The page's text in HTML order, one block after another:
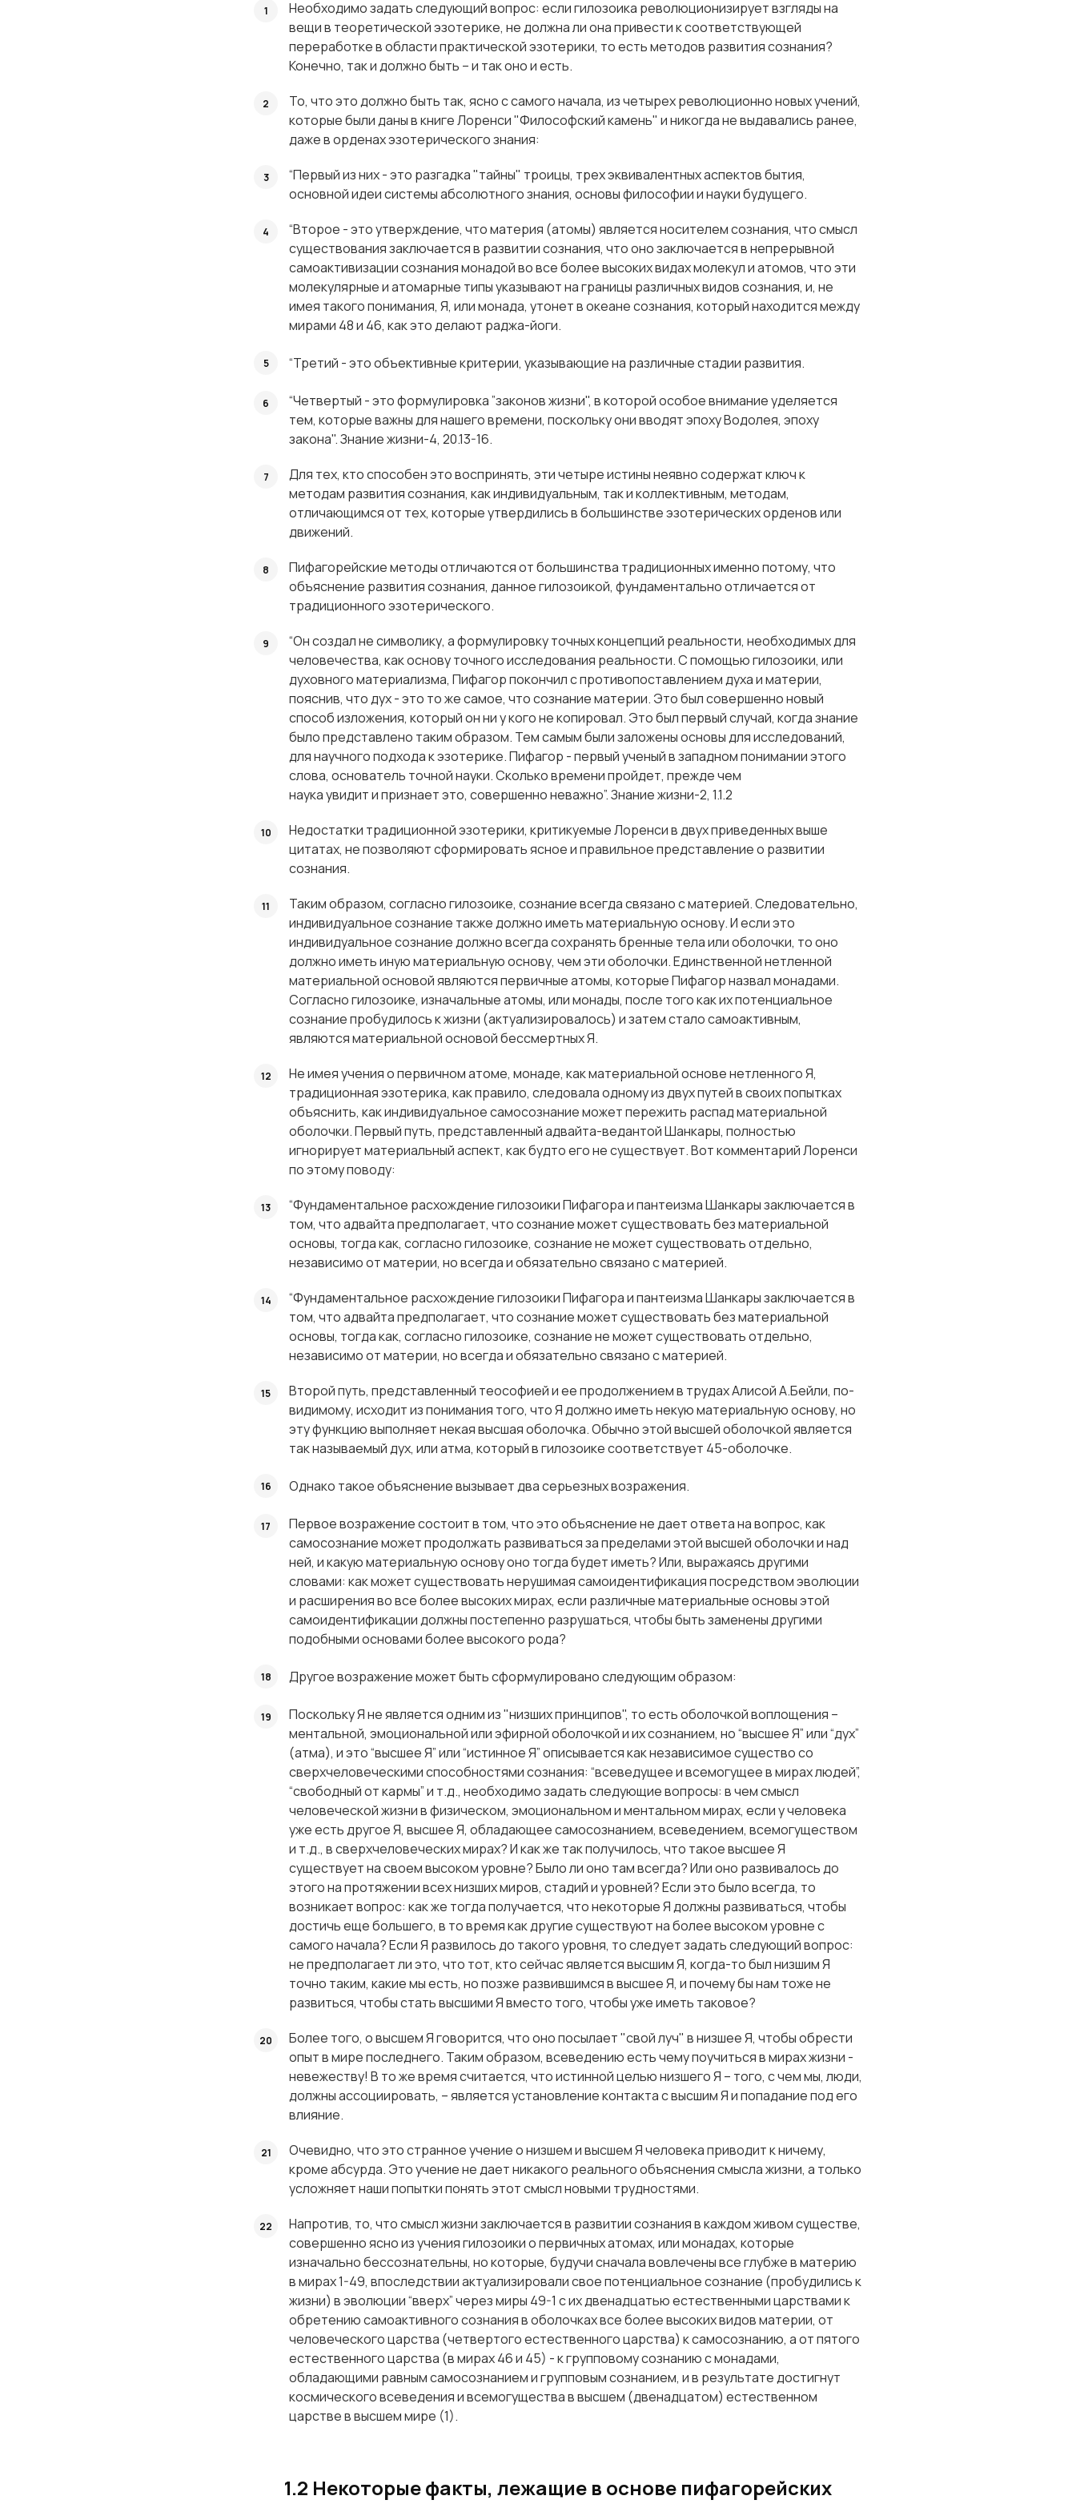
Необходимо задать следующий вопрос: если гилозоика революционизирует взгляды на
вещи в теоретической эзотерике, не должна ли она привести к соответствующей
переработке в области практической эзотерики, то есть методов развития сознания?
Конечно, так и должно быть – и так оно и есть.
То, что это должно быть так, ясно с самого начала, из четырех революционно новых учений,
которые были даны в книге Лоренси "Философский камень" и никогда не выдавались ранее,
даже в орденах эзотерического знания:
“Первый из них - это разгадка "тайны" троицы, трех эквивалентных аспектов бытия,
основной идеи системы абсолютного знания, основы философии и науки будущего.
“Второе - это утверждение, что материя (атомы) является носителем сознания, что смысл
существования заключается в развитии сознания, что оно заключается в непрерывной
самоактивизации сознания монадой во все более высоких видах молекул и атомов, что эти
молекулярные и атомарные типы указывают на границы различных видов сознания, и, не
имея такого понимания, Я, или монада, утонет в океане сознания, который находится между
мирами 48 и 46, как это делают раджа-йоги.
“Третий - это объективные критерии, указывающие на различные стадии развития.
“Четвертый - это формулировка ”законов жизни", в которой особое внимание уделяется
тем, которые важны для нашего времени, поскольку они вводят эпоху Водолея, эпоху
закона". Знание жизни-4, 20.13-16.
Для тех, кто способен это воспринять, эти четыре истины неявно содержат ключ к
методам развития сознания, как индивидуальным, так и коллективным, методам,
отличающимся от тех, которые утвердились в большинстве эзотерических орденов или
движений.
Пифагорейские методы отличаются от большинства традиционных именно потому, что
объяснение развития сознания, данное гилозоикой, фундаментально отличается от
традиционного эзотерического.
“Он создал не символику, а формулировку точных концепций реальности, необходимых для
человечества, как основу точного исследования реальности. С помощью гилозоики, или
духовного материализма, Пифагор покончил с противопоставлением духа и материи,
пояснив, что дух - это то же самое, что сознание материи. Это был совершенно новый
способ изложения, который он ни у кого не копировал. Это был первый случай, когда знание
было представлено таким образом. Тем самым были заложены основы для исследований,
для научного подхода к эзотерике. Пифагор - первый ученый в западном понимании этого
слова, основатель точной науки. Сколько времени пройдет, прежде чем
наука увидит и признает это, совершенно неважно”. Знание жизни-2, 1.1.2
Недостатки традиционной эзотерики, критикуемые Лоренси в двух приведенных выше
цитатах, не позволяют сформировать ясное и правильное представление о развитии
сознания.
Таким образом, согласно гилозоике, сознание всегда связано с материей. Следовательно,
индивидуальное сознание также должно иметь материальную основу. И если это
индивидуальное сознание должно всегда сохранять бренные тела или оболочки, то оно
должно иметь иную материальную основу, чем эти оболочки. Единственной нетленной
материальной основой являются первичные атомы, которые Пифагор назвал монадами.
Согласно гилозоике, изначальные атомы, или монады, после того как их потенциальное
сознание пробудилось к жизни (актуализировалось) и затем стало самоактивным,
являются материальной основой бессмертных Я.
Не имея учения о первичном атоме, монаде, как материальной основе нетленного Я,
традиционная эзотерика, как правило, следовала одному из двух путей в своих попытках
объяснить, как индивидуальное самосознание может пережить распад материальной
оболочки. Первый путь, представленный адвайта-ведантой Шанкары, полностью
игнорирует материальный аспект, как будто его не существует. Вот комментарий Лоренси
по этому поводу:
“Фундаментальное расхождение гилозоики Пифагора и пантеизма Шанкары заключается в
том, что адвайта предполагает, что сознание может существовать без материальной
основы, тогда как, согласно гилозоике, сознание не может существовать отдельно,
независимо от материи, но всегда и обязательно связано с материей.
“Фундаментальное расхождение гилозоики Пифагора и пантеизма Шанкары заключается в
том, что адвайта предполагает, что сознание может существовать без материальной
основы, тогда как, согласно гилозоике, сознание не может существовать отдельно,
независимо от материи, но всегда и обязательно связано с материей.
Второй путь, представленный теософией и ее продолжением в трудах Алисой А.Бейли, по-
видимому, исходит из понимания того, что Я должно иметь некую материальную основу, но
эту функцию выполняет некая высшая оболочка. Обычно этой высшей оболочкой является
так называемый дух, или атма, который в гилозоике соответствует 45-оболочке.
Однако такое объяснение вызывает два серьезных возражения.
Первое возражение состоит в том, что это объяснение не дает ответа на вопрос, как
самосознание может продолжать развиваться за пределами этой высшей оболочки и над
ней, и какую материальную основу оно тогда будет иметь? Или, выражаясь другими
словами: как может существовать нерушимая самоидентификация посредством эволюции
и расширения во все более высоких мирах, если различные материальные основы этой
самоидентификации должны постепенно разрушаться, чтобы быть заменены другими
подобными основами более высокого рода?
Другое возражение может быть сформулировано следующим образом:
Поскольку Я не является одним из "низших принципов", то есть оболочкой воплощения –
ментальной, эмоциональной или эфирной оболочкой и их сознанием, но “высшее Я” или “дух”
(атма), и это “высшее Я” или “истинное Я” описывается как независимое существо со
сверхчеловеческими способностями сознания: “всеведущее и всемогущее в мирах людей”,
“свободный от кармы” и т.д., необходимо задать следующие вопросы: в чем смысл
человеческой жизни в физическом, эмоциональном и ментальном мирах, если у человека
уже есть другое Я, высшее Я, обладающее самосознанием, всеведением, всемогуществом
и т.д., в сверхчеловеческих мирах? И как же так получилось, что такое высшее Я
существует на своем высоком уровне? Было ли оно там всегда? Или оно развивалось до
этого на протяжении всех низших миров, стадий и уровней? Если это было всегда, то
возникает вопрос: как же тогда получается, что некоторые Я должны развиваться, чтобы
достичь еще большего, в то время как другие существуют на более высоком уровне с
самого начала? Если Я развилось до такого уровня, то следует задать следующий вопрос:
не предполагает ли это, что тот, кто сейчас является высшим Я, когда-то был низшим Я
точно таким, какие мы есть, но позже развившимся в высшее Я, и почему бы нам тоже не
развиться, чтобы стать высшими Я вместо того, чтобы уже иметь таковое?
Более того, о высшем Я говорится, что оно посылает "свой луч" в низшее Я, чтобы обрести
опыт в мире последнего. Таким образом, всеведению есть чему поучиться в мирах жизни -
невежеству! В то же время считается, что истинной целью низшего Я – того, с чем мы, люди,
должны ассоциировать, – является установление контакта с высшим Я и попадание под его
влияние.
Очевидно, что это странное учение о низшем и высшем Я человека приводит к ничему,
кроме абсурда. Это учение не дает никакого реального объяснения смысла жизни, а только
усложняет наши попытки понять этот смысл новыми трудностями.
Напротив, то, что смысл жизни заключается в развитии сознания в каждом живом существе,
совершенно ясно из учения гилозоики о первичных атомах, или монадах, которые
изначально бессознательны, но которые, будучи сначала вовлечены все глубже в материю
в мирах 1-49, впоследствии актуализировали свое потенциальное сознание (пробудились к
жизни) в эволюции “вверх” через миры 49-1 с их двенадцатью естественными царствами к
обретению самоактивного сознания в оболочках все более высоких видов материи, от
человеческого царства (четвертого естественного царства) к самосознанию, а от пятого
естественного царства (в мирах 46 и 45) - к групповому сознанию с монадами,
обладающими равным самосознанием и групповым сознанием, и в результате достигнут
космического всеведения и всемогущества в высшем (двенадцатом) естественном
царстве в высшем мире (1).
1.2 Некоторые факты, лежащие в основе пифагорейских